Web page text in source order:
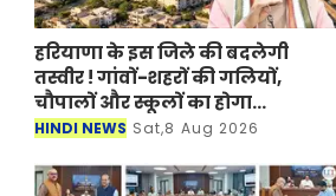
हरियाणा के इस जिले की बदलेगी
तस्वीर ! गांवों-शहरों की गलियों,
चौपालों और स्कूलों का होगा
कायाकल्प
HINDI NEWS Sat,8 Aug 2026